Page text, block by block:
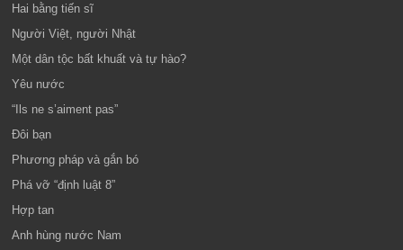
Hai bằng tiến sĩ
Người Việt, người Nhật
Một dân tộc bất khuất và tự hào?
Yêu nước
“Ils ne s’aiment pas”
Đôi bạn
Phương pháp và gắn bó
Phá vỡ “định luật 8”
Hợp tan
Anh hùng nước Nam